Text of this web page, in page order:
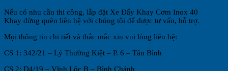
Nếu có nhu cầu thi công, lắp đặt Xe Đẩy Khay Cơm Inox 40
Khay đừng quên liên hệ với chúng tôi để được tư vấn, hỗ trợ.
Mọi thông tin chi tiết và thắc mắc xin vui lòng liên hệ:
CS 1: 342/21 – Lý Thường Kiệt – P. 6 – Tân Bình
CS 2: D4/19 – Vĩnh Lộc B – Bình Chánh